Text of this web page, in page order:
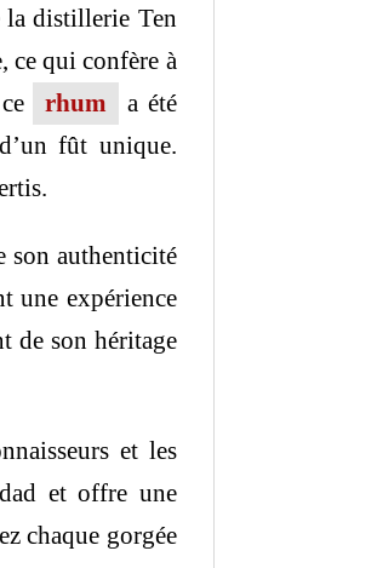
la distillerie Ten
ce qui confère à
rhum
a été
fût unique.
son authenticité
une expérience
de son héritage
et les
et offre une
chaque gorgée